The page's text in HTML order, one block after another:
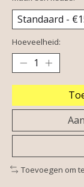
Hoeveelheid:
Toevoegen om